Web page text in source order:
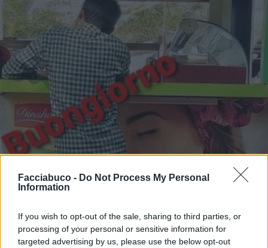
Facciabuco - Do Not Process My Personal
Information
If you wish to opt-out of the sale, sharing to third parties, or
processing of your personal or sensitive information for
targeted advertising by us, please use the below opt-out